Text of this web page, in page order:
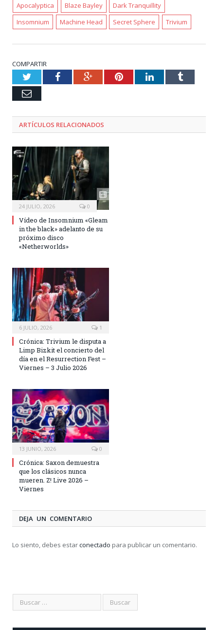
Apocalyptica Blaze Bayley
Dark Tranquillity
Insomnium
Machine Head Secret Sphere Trivium
COMPARTIR
TwitterFacebookGoogle+PinterestLinkedInTumblr
Email
ARTÍCULOS RELACIONADOS
24 JULIO, 2026 0
Vídeo de Insomnium «Gleam
in the black» adelanto de su
próximo disco
«Netherworlds»
6 JULIO, 2026 1
Crónica: Trivium le disputa a
Limp Bizkit el concierto del
día en el Resurrection Fest –
Viernes – 3 Julio 2026
13 JUNIO, 2026 0
Crónica: Saxon demuestra
que los clásicos nunca
mueren. Z! Live 2026 –
Viernes
DEJA UN COMENTARIO
Lo siento, debes estarconectado para publicar un comentario.